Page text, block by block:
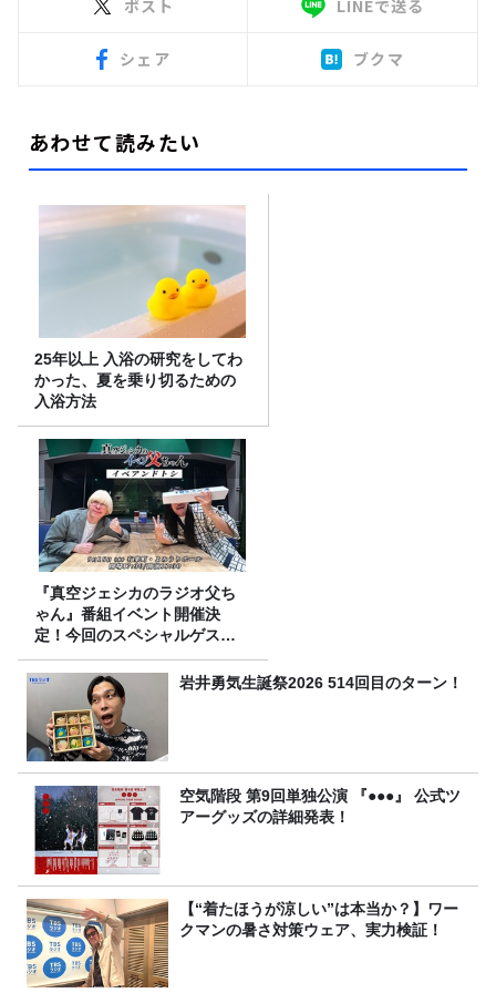
ポスト LINEで送る
シェア ブクマ
あわせて読みたい
25年以上 入浴の研究をしてわ
かった、夏を乗り切るための
入浴方法
『真空ジェシカのラジオ父ち
ゃん』番組イベント開催決
定！今回のスペシャルゲスト
は、タカアンドトシ！
岩井勇気生誕祭2026 514回目のターン！
空気階段 第9回単独公演 『●●●』 公式ツ
アーグッズの詳細発表！
【“着たほうが涼しい”は本当か？】ワー
クマンの暑さ対策ウェア、実力検証！